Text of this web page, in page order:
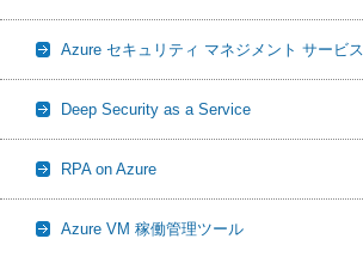
Azure セキュリティ マネジメント サービス
Deep Security as a Service
RPA on Azure
Azure VM 稼働管理ツール